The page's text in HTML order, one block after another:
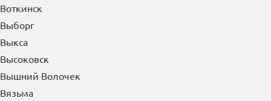
Волоколамск
Вольск
Воркута
Воронеж
Воскресенск
Воткинск